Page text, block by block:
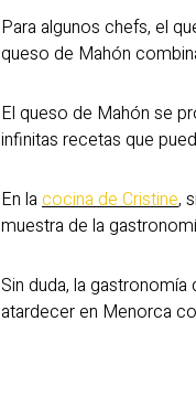
Para algunos chefs, el
queso de Mahón
El queso de Mahón se
infinitas recetas que
En lacocina de Cristine,
muestra de la
Sin duda, la
atardecer en Menorca